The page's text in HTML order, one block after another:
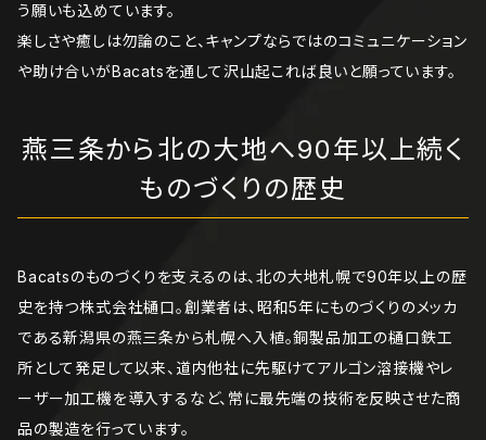
う願いも込めています。
楽しさや癒しは勿論のこと、キャンプならではのコミュニケーション
や助け合いがBacatsを通して沢山起これば良いと願っています。
燕三条から北の大地へ90年以上続く
ものづくりの歴史
Bacatsのものづくりを支えるのは、北の大地札幌で90年以上の歴
史を持つ株式会社樋口。創業者は、昭和5年にものづくりのメッカ
である新潟県の燕三条から札幌へ入植。銅製品加工の樋口鉄工
所として発足して以来、道内他社に先駆けてアルゴン溶接機やレ
ーザー加工機を導入するなど、常に最先端の技術を反映させた商
品の製造を行っています。